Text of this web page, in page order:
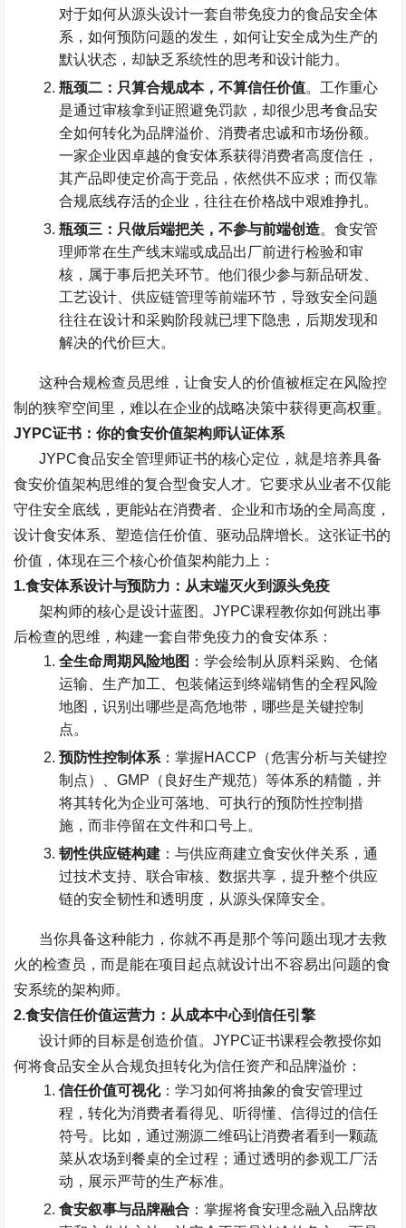
对于如何从源头设计一套自带免疫力的食品安全体
系，如何预防问题的发生，如何让安全成为生产的
默认状态，却缺乏系统性的思考和设计能力。
瓶颈二：只算合规成本，不算信任价值。工作重心
是通过审核拿到证照避免罚款，却很少思考食品安
全如何转化为品牌溢价、消费者忠诚和市场份额。
一家企业因卓越的食安体系获得消费者高度信任，
其产品即使定价高于竞品，依然供不应求；而仅靠
合规底线存活的企业，往往在价格战中艰难挣扎。
瓶颈三：只做后端把关，不参与前端创造。食安管
理师常在生产线末端或成品出厂前进行检验和审
核，属于事后把关环节。他们很少参与新品研发、
工艺设计、供应链管理等前端环节，导致安全问题
往往在设计和采购阶段就已埋下隐患，后期发现和
解决的代价巨大。
这种合规检查员思维，让食安人的价值被框定在风险控
制的狭窄空间里，难以在企业的战略决策中获得更高权重。
JYPC证书：你的食安价值架构师认证体系
JYPC食品安全管理师证书的核心定位，就是培养具备
食安价值架构思维的复合型食安人才。它要求从业者不仅能
守住安全底线，更能站在消费者、企业和市场的全局高度，
设计食安体系、塑造信任价值、驱动品牌增长。这张证书的
价值，体现在三个核心价值架构能力上：
1.食安体系设计与预防力：从末端灭火到源头免疫
架构师的核心是设计蓝图。JYPC课程教你如何跳出事
后检查的思维，构建一套自带免疫力的食安体系：
全生命周期风险地图 ：学会绘制从原料采购、仓储
运输、生产加工、包装储运到终端销售的全程风险
地图，识别出哪些是高危地带，哪些是关键控制
点。
预防性控制体系 ：掌握HACCP （危害分析与关键控
制点）、GMP （良好生产规范）等体系的精髓，并
将其转化为企业可落地、可执行的预防性控制措
施，而非停留在文件和口号上。
韧性供应链构建 ：与供应商建立食安伙伴关系，通
过技术支持、联合审核、数据共享，提升整个供应
链的安全韧性和透明度，从源头保障安全。
当你具备这种能力，你就不再是那个等问题出现才去救
火的检查员，而是能在项目起点就设计出不容易出问题的食
安系统的架构师。
2.食安信任价值运营力：从成本中心到信任引擎
设计师的目标是创造价值。JYPC证书课程会教授你如
何将食品安全从合规负担转化为信任资产和品牌溢价：
信任价值可视化：学习如何将抽象的食安管理过
程，转化为消费者看得见、听得懂、信得过的信任
符号。比如，通过溯源二维码让消费者看到一颗蔬
菜从农场到餐桌的全过程；通过透明的参观工厂活
动，展示严苛的生产标准。
食安叙事与品牌融合 ：掌握将食安理念融入品牌故